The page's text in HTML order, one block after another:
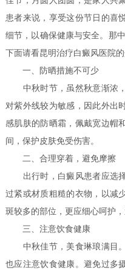
患者来说，享受这份节日的喜
细节，以确保健康与安全。那
下面请看昆明治疗白癜风医院的
一、防晒措施不可少
中秋时节，虽然秋意渐浓，
对紫外线较为敏感，因此外出
感肌肤的防晒霜，佩戴宽边帽
间，保护皮肤免受伤害。
二、合理穿着，避免摩擦
出行时，白癜风患者应选择
过紧或材质粗糙的衣物，以减
斑较多的部位，更应细心呵护
三、注意饮食健康
中秋佳节，美食琳琅满目。
也应注意饮食健康。避免过多